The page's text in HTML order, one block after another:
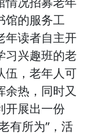
馆的服务工
年读者自主开
习兴趣班的老
伍，老年人可
余热，同时又
开展出一份
有所为”，活